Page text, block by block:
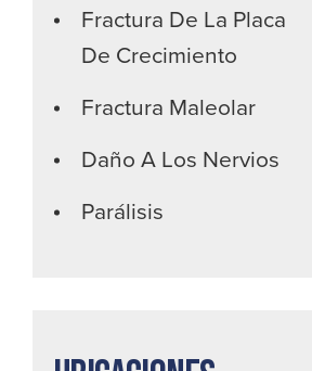
Fractura De La Placa
De Crecimiento
Fractura Maleolar
Daño A Los Nervios
Parálisis